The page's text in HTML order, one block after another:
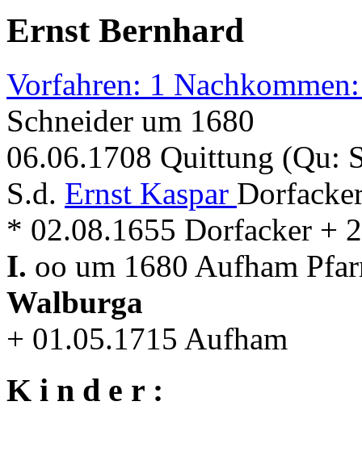
Ernst Bernhard
Vorfahren: 1
Schneider um 1680
06.06.1708 Quittung (Qu:
S.d. Ernst Kaspar
* 02.08.1655 Dorfacker +
I. oo um 1680 Aufham
Walburga
+ 01.05.1715 Aufham
K i n d e r :